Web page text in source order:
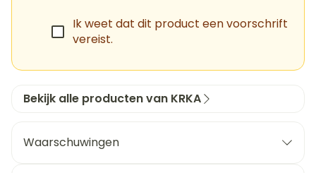
Ik weet dat dit product een voorschrift
vereist.
Bekijk alle producten van KRKA
Waarschuwingen